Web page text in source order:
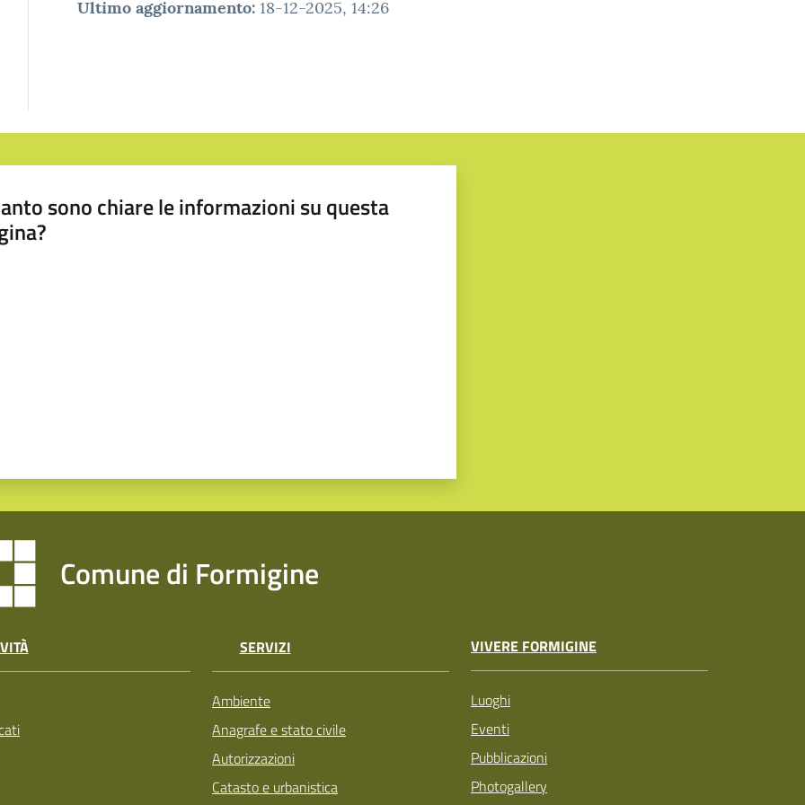
Ultimo aggiornamento: 18-12-2025, 14:26
sono chiare le informazioni su questa
Comune di Formigine
SERVIZI
Ambiente
Anagrafe e stato civile
Autorizzazioni
Catasto e urbanistica
VIVERE FORMIGINE
Luoghi
Eventi
Pubblicazioni
Photogallery